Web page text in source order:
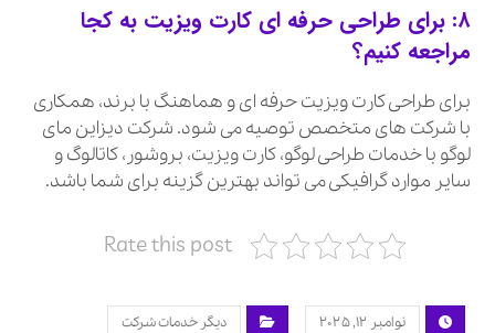
۸: برای طراحی حرفه ای کارت ویزیت به کجا
مراجعه کنیم؟
برای طراحی کارت ویزیت حرفه ای و هماهنگ با برند، همکاری
با شرکت های متخصص توصیه می شود. شرکت دیزاین مای
لوگو با خدمات طراحی لوگو، کارت ویزیت، بروشور، کاتالوگ و
سایر موارد گرافیکی می تواند بهترین گزینه برای شما باشد.
Rate this post
نوامبر ۱۲, ۲۰۲۵ دیگر خدمات شرکت